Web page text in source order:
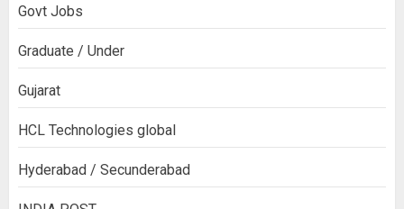
Govt Jobs
Graduate / Under
Gujarat
HCL Technologies global
Hyderabad / Secunderabad